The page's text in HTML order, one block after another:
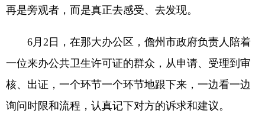
再是旁观者，而是真正去感受、去发现。
6月2日，在那大办公区，儋州市政府负责人陪着
一位来办公共卫生许可证的群众，从申请、受理到审
核、出证，一个环节一个环节地跟下来，一边看一边
询问时限和流程，认真记下对方的诉求和建议。